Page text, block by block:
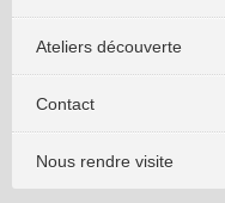
Ateliers découverte
Contact
Nous rendre visite